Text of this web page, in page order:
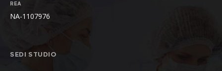
REA
NA-1107976
SEDI STUDIO